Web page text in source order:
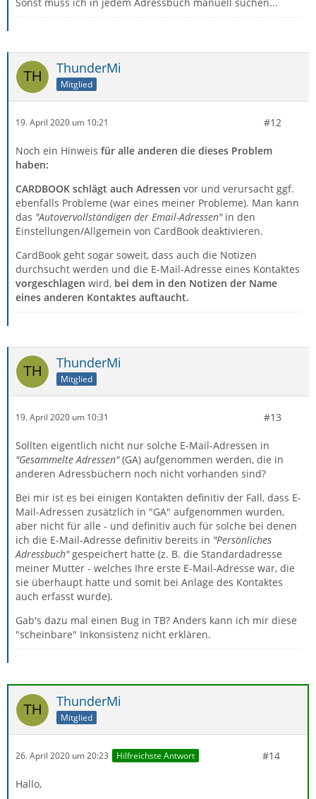
ThunderMi
Mitglied
19. April 2020 um 10:21 #12
Noch ein Hinweis für alle anderen die dieses Problem
haben:
CARDBOOK schlägt auch Adressen vor und verursacht ggf.
ebenfalls Probleme (war eines meiner Probleme). Man kann
das "Autovervollständigen der Email-Adressen" in den
Einstellungen/Allgemein von CardBook deaktivieren.
CardBook geht sogar soweit, dass auch die Notizen
durchsucht werden und die E-Mail-Adresse eines Kontaktes
vorgeschlagen wird, bei dem in den Notizen der Name
eines anderen Kontaktes auftaucht.
ThunderMi
Mitglied
19. April 2020 um 10:31 #13
Sollten eigentlich nicht nur solche E-Mail-Adressen in
"Gesammelte Adressen"(GA) aufgenommen werden, die in
anderen Adressbüchern noch nicht vorhanden sind?
Bei mir ist es bei einigen Kontakten definitiv der Fall, dass E-
Mail-Adressen zusätzlich in "GA" aufgenommen wurden,
aber nicht für alle - und definitiv auch für solche bei denen
ich die E-Mail-Adresse definitiv bereits in "Persönliches
Adressbuch" gespeichert hatte (z. B. die Standardadresse
meiner Mutter - welches Ihre erste E-Mail-Adresse war, die
sie überhaupt hatte und somit bei Anlage des Kontaktes
auch erfasst wurde).
Gab's dazu mal einen Bug in TB? Anders kann ich mir diese
"scheinbare" Inkonsistenz nicht erklären.
ThunderMi
Mitglied
26. April 2020 um 20:23 Hilfreichste Antwort #14
Hallo,